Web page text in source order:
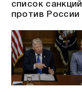
список санкций
против России